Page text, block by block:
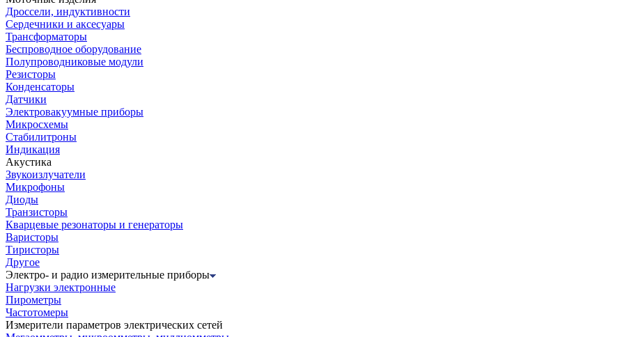
Дроссели, индуктивности
Сердечники и аксесуары
Трансформаторы
Беспроводное оборудование
Полупроводниковые модули
Резисторы
Конденсаторы
Датчики
Электровакуумные приборы
Микросхемы
Стабилитроны
Индикация
Акустика
Звукоизлучатели
Микрофоны
Диоды
Транзисторы
Кварцевые резонаторы и генераторы
Варисторы
Тиристоры
Другое
Электро- и радио измерительные приборы
Нагрузки электронные
Пирометры
Частотомеры
Измерители параметров электрических сетей